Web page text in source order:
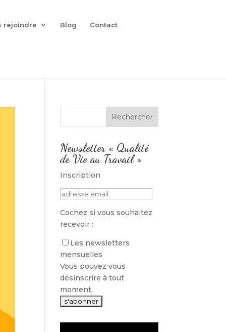
rejoindre Blog Contact
Newsletter « Qualité
de Vie au Travail »
Inscription
Cochez si vous souhaitez
recevoir :
Les newsletters
mensuelles
Vous pouvez vous
désinscrire à tout
moment.